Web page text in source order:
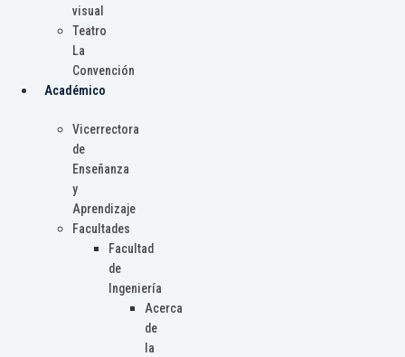
visual
Teatro
La
Convención
Académico
Vicerrectora
de
Enseñanza
y
Aprendizaje
Facultades
Facultad
de
Ingeniería
Acerca
de
la